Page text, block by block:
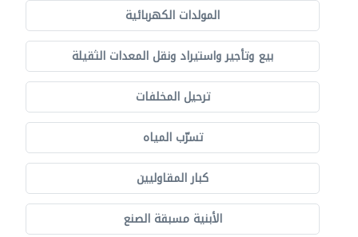
المولدات الكهربائية
بيع وتأجير واستيراد ونقل المعدات الثقيلة
ترحيل المخلفات
تسرّب المياه
كبار المقاوليين
الأبنية مسبقة الصنع